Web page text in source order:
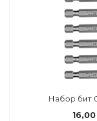
Набор бит